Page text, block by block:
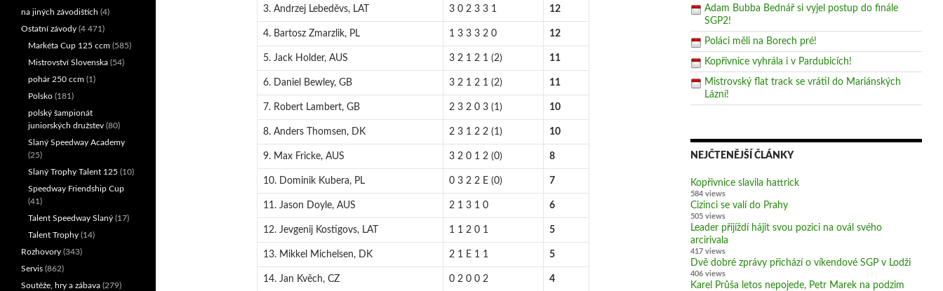
3. Andrzej Lebeděvs, LAT 3 0 2 3 3 1 12
4. Bartosz Zmarzlik, PL 1 3 3 3 2 0 12
5. Jack Holder, AUS 3 2 1 2 1 (2) 11
6. Daniel Bewley, GB 3 2 1 2 1 (2) 11
7. Robert Lambert, GB 2 3 2 0 3 (1) 10
8. Anders Thomsen, DK 2 3 1 2 2 (1) 10
9. Max Fricke, AUS 3 2 0 1 2 (0) 8
10. Dominik Kubera, PL 0 3 2 2 E (0) 7
11. Jason Doyle, AUS 2 1 3 1 0 6
12. Jevgenij Kostigovs, LAT 1 1 2 0 1 5
13. Mikkel Michelsen, DK 2 1 E 1 1 5
14. Jan Kvěch, CZ 0 2 0 0 2 4
Adam Bubba Bednář si vyjel postup do finále
SGP2!
Poláci měli na Borech pré!
Kopřivnice vyhrála i v Pardubicích!
Mistrovský flat track se vrátil do Mariánských
Lázní!
NEJČTENĚJŠÍ ČLÁNKY
Kopřivnice slavila hattrick
584 views
Cizinci se valí do Prahy
505 views
Leader přijíždí hájit svou pozici na ovál svého
arcirivala
417 views
Dvě dobré zprávy přichází o víkendové SGP v Lodži
406 views
Karel Průša letos nepojede, Petr Marek na podzim
na jiných závodištích (4)
Ostatní závody (4 471)
Markéta Cup 125 ccm (585)
Mistrovství Slovenska (54)
pohár 250 ccm (1)
Polsko (181)
polský šampionát
juniorských družstev (80)
Slaný Speedway Academy
(25)
Slaný Trophy Talent 125 (10)
Speedway Friendship Cup
(41)
Talent Speedway Slaný (17)
Talent Trophy (14)
Rozhovory (343)
Servis (862)
Soutěže, hry a zábava (279)